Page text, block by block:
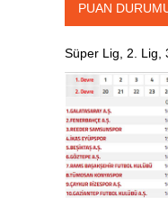
PUAN
Süper Lig, 2. Lig,